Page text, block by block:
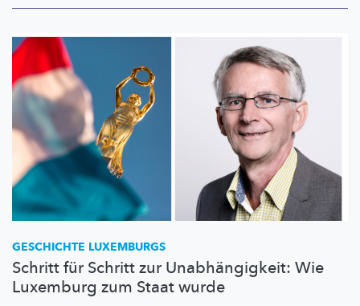
GESCHICHTE LUXEMBURGS
Schritt für Schritt zur Unabhängigkeit: Wie
Luxemburg zum Staat wurde